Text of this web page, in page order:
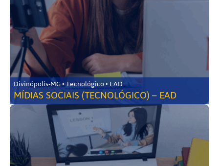
Divinópolis-MG • Tecnológico • EAD
MÍDIAS SOCIAIS (TECNOLÓGICO) – EAD